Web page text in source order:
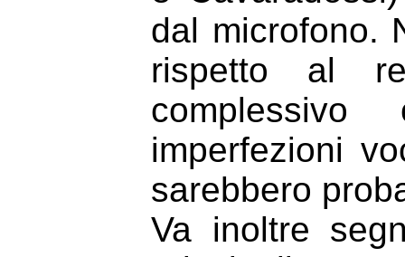
dal microfono.
rispetto al
complessivo
imperfezioni
sarebbero
Va inoltre